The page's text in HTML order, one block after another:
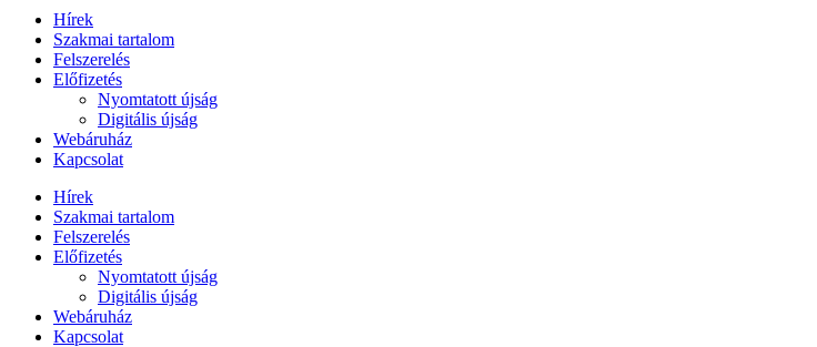
Hírek
Szakmai tartalom
Felszerelés
Előfizetés
Nyomtatott újság
Digitális újság
Webáruház
Kapcsolat
Hírek
Szakmai tartalom
Felszerelés
Előfizetés
Nyomtatott újság
Digitális újság
Webáruház
Kapcsolat